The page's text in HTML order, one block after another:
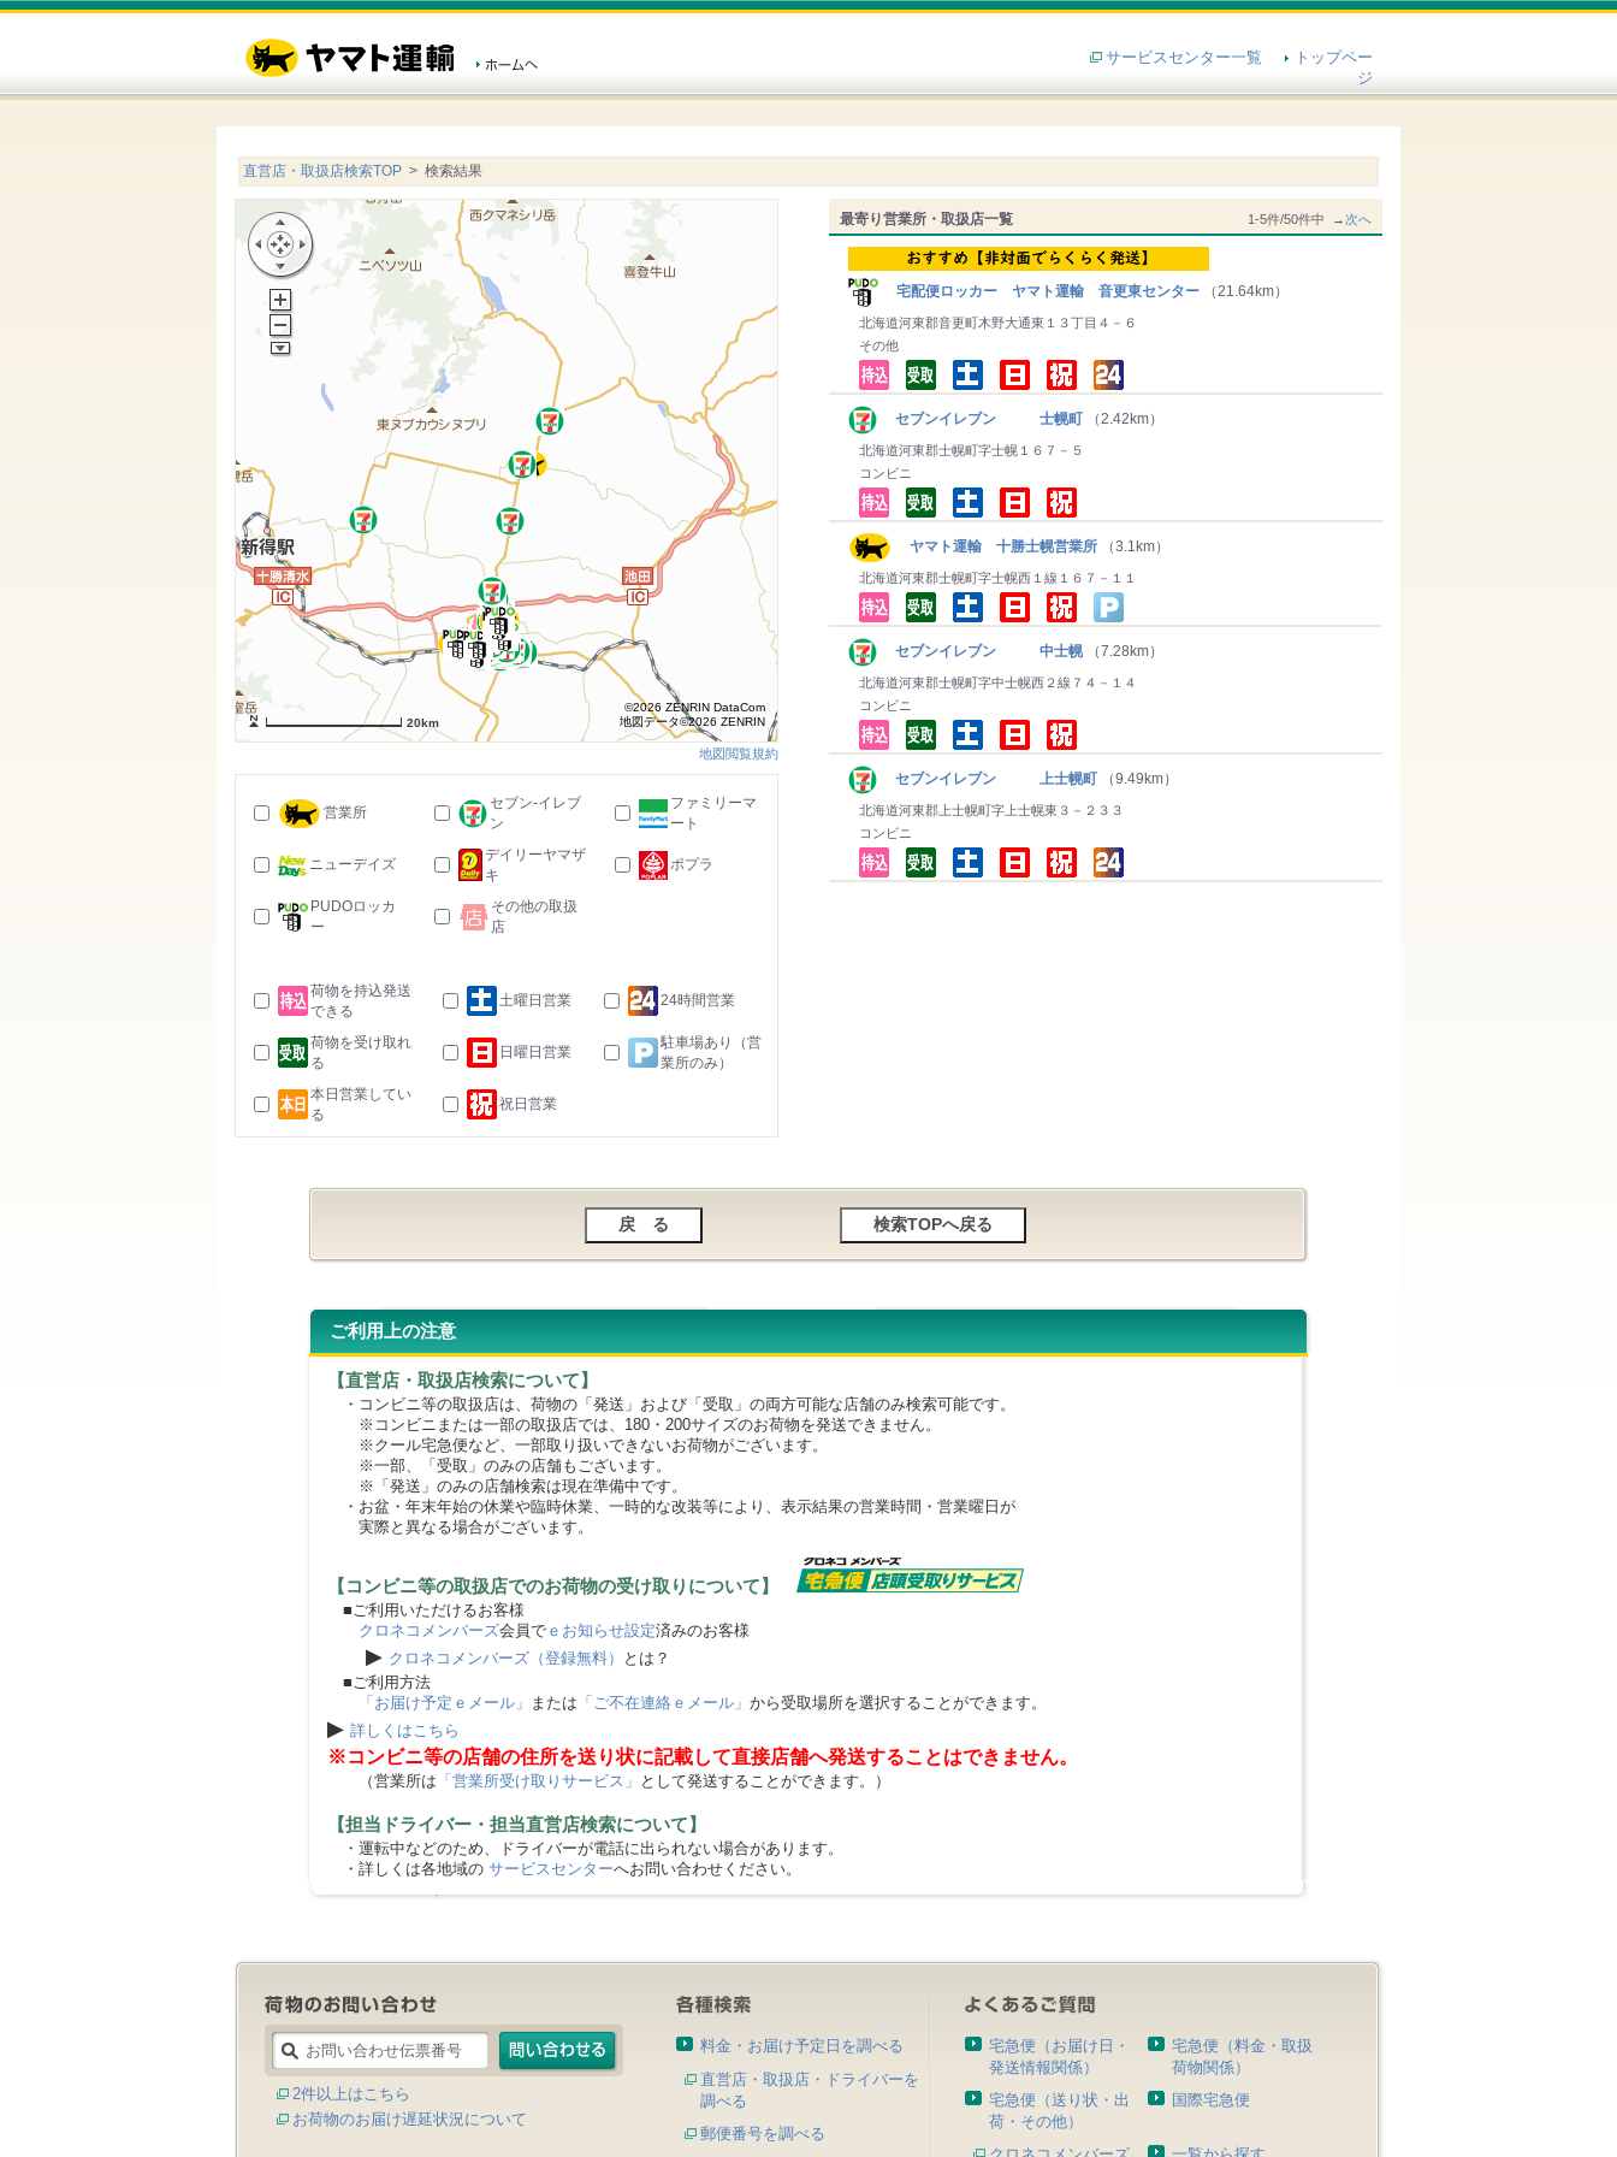
サービスセンター一覧
トップペー
ジ
直営店・取扱店検索TOP > 検索結果
最寄り営業所・取扱店一覧 1-5件/50件中 →次へ
宅配便ロッカー ヤマト運輸 音更東センター （21.64km）
北海道河東郡音更町木野大通東１３丁目４－６
その他
セブンイレブン 士幌町 （2.42km）
北海道河東郡士幌町字士幌１６７－５
コンビニ
ヤマト運輸 十勝士幌営業所 （3.1km）
北海道河東郡士幌町字士幌西１線１６７－１１
セブンイレブン 中士幌 （7.28km）
北海道河東郡士幌町字中士幌西２線７４－１４
コンビニ
セブンイレブン 上士幌町 （9.49km）
北海道河東郡上士幌町字上士幌東３－２３３
コンビニ
20km
©2026 ZENRIN DataCom
地図データ©2026 ZENRIN
地図閲覧規約
営業所
セブン-イレブ
ン
ファミリーマ
ート
ニューデイズ
デイリーヤマザ
キ
ポプラ
PUDOロッカ
ー
その他の取扱
店
荷物を持込発送
できる
土曜日営業 24時間営業
荷物を受け取れ
る
日曜日営業
駐車場あり（営
業所のみ）
本日営業してい
る
祝日営業
ご利用上の注意
【直営店・取扱店検索について】
・コンビニ等の取扱店は、荷物の「発送」および「受取」の両方可能な店舗のみ検索可能です。
※コンビニまたは一部の取扱店では、180・200サイズのお荷物を発送できません。
※クール宅急便など、一部取り扱いできないお荷物がございます。
※一部、「受取」のみの店舗もございます。
※「発送」のみの店舗検索は現在準備中です。
・お盆・年末年始の休業や臨時休業、一時的な改装等により、表示結果の営業時間・営業曜日が
実際と異なる場合がございます。
【コンビニ等の取扱店でのお荷物の受け取りについて】
■ご利用いただけるお客様
クロネコメンバーズ会員で ｅお知らせ設定済みのお客様
▶ クロネコメンバーズ（登録無料）
とは？
■ご利用方法
「お届け予定ｅメール」 または 「ご不在連絡ｅメール」 から受取場所を選択することができます。
▶ 詳しくはこちら
※コンビニ等の店舗の住所を送り状に記載して直接店舗へ発送することはできません。
（営業所は 「営業所受け取りサービス」 として発送することができます。）
【担当ドライバー・担当直営店検索について】
・運転中などのため、ドライバーが電話に出られない場合があります。
・詳しくは各地域の サービスセンターへお問い合わせください。
2件以上はこちら
お荷物のお届け遅延状況について
料金・お届け予定日を調べる
直営店・取扱店・ドライバーを
調べる
郵便番号を調べる
宅急便（お届け日・
発送情報関係）
宅急便（料金・取扱
荷物関係）
宅急便（送り状・出
荷・その他）
国際宅急便